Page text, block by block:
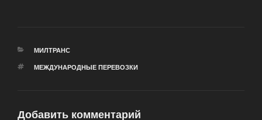
РУБРИКИ
МИЛТРАНС
МЕТКИ
МЕЖДУНАРОДНЫЕ ПЕРЕВОЗКИ
Добавить комментарий